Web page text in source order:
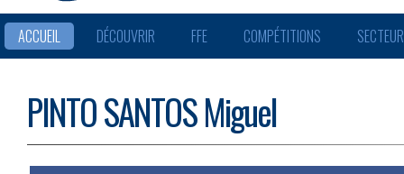
ACCUEIL DÉCOUVRIR FFE COMPÉTITIONS
PINTO SANTOS Miguel